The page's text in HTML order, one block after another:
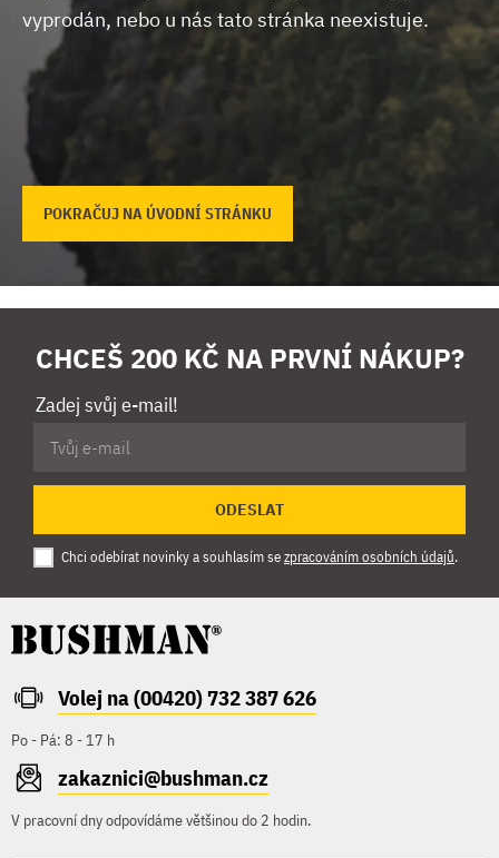
vyprodán, nebo u nás tato stránka neexistuje.
POKRAČUJ NA ÚVODNÍ STRÁNKU
CHCEŠ 200 KČ NA PRVNÍ NÁKUP?
Zadej svůj e-mail!
ODESLAT
Chci odebírat novinky a souhlasím sezpracováním osobních údajů.
Volej na (00420) 732 387 626
Po - Pá: 8 - 17 h
zakaznici@bushman.cz
V pracovní dny odpovídáme většinou do 2 hodin.